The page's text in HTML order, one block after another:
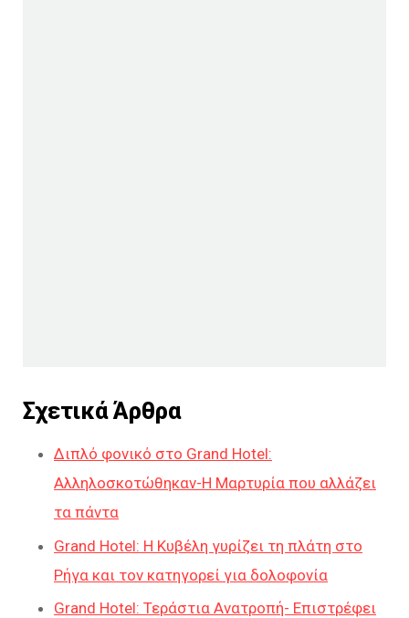
Σχετικά Άρθρα
Διπλό φονικό στο Grand Hotel:
Αλληλοσκοτώθηκαν-Η Μαρτυρία που αλλάζει
τα πάντα
Grand Hotel: Η Κυβέλη γυρίζει τη πλάτη στο
Ρήγα και τον κατηγορεί για δολοφονία
Grand Hotel: Τεράστια Ανατροπή- Επιστρέφει